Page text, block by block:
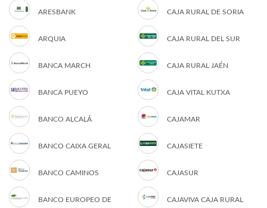
ARESBANK
ARQUIA
BANCA MARCH
BANCA PUEYO
BANCO ALCALÁ
BANCO CAIXA GERAL
BANCO CAMINOS
BANCO EUROPEO DE
CAJA RURAL DE SORIA
CAJA RURAL DEL SUR
CAJA RURAL JAÉN
CAJA VITAL KUTXA
CAJAMAR
CAJASIETE
CAJASUR
CAJAVIVA CAJA RURAL